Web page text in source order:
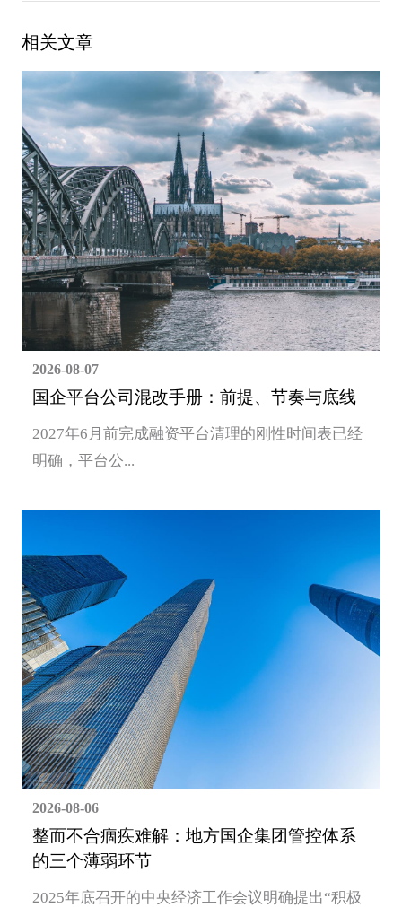
相关文章
2026-08-07
国企平台公司混改手册：前提、节奏与底线
2027年6月前完成融资平台清理的刚性时间表已经
明确，平台公...
2026-08-06
整而不合痼疾难解：地方国企集团管控体系
的三个薄弱环节
2025年底召开的中央经济工作会议明确提出“积极